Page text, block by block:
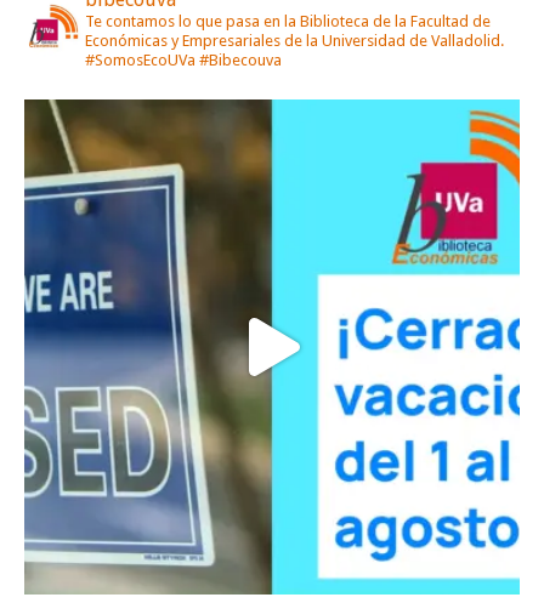
Te contamos lo que pasa en la Biblioteca de la Facultad de
Económicas y Empresariales de la Universidad de Valladolid.
#SomosEcoUVa #Bibecouva